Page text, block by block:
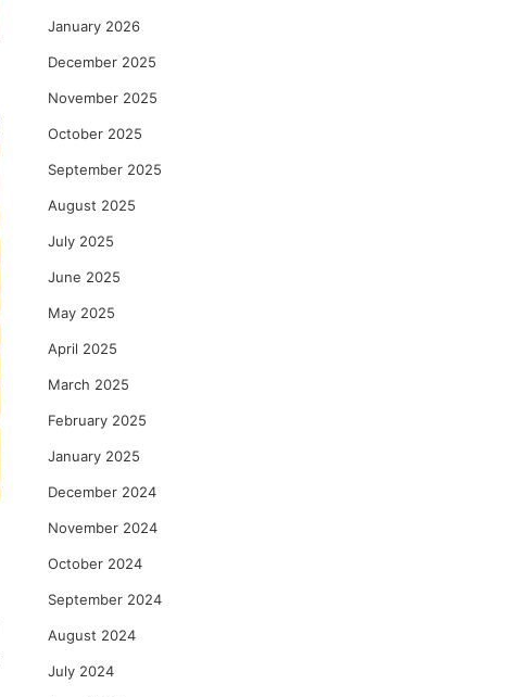
January 2026
December 2025
November 2025
October 2025
September 2025
August 2025
July 2025
June 2025
May 2025
April 2025
March 2025
February 2025
January 2025
December 2024
November 2024
October 2024
September 2024
August 2024
July 2024